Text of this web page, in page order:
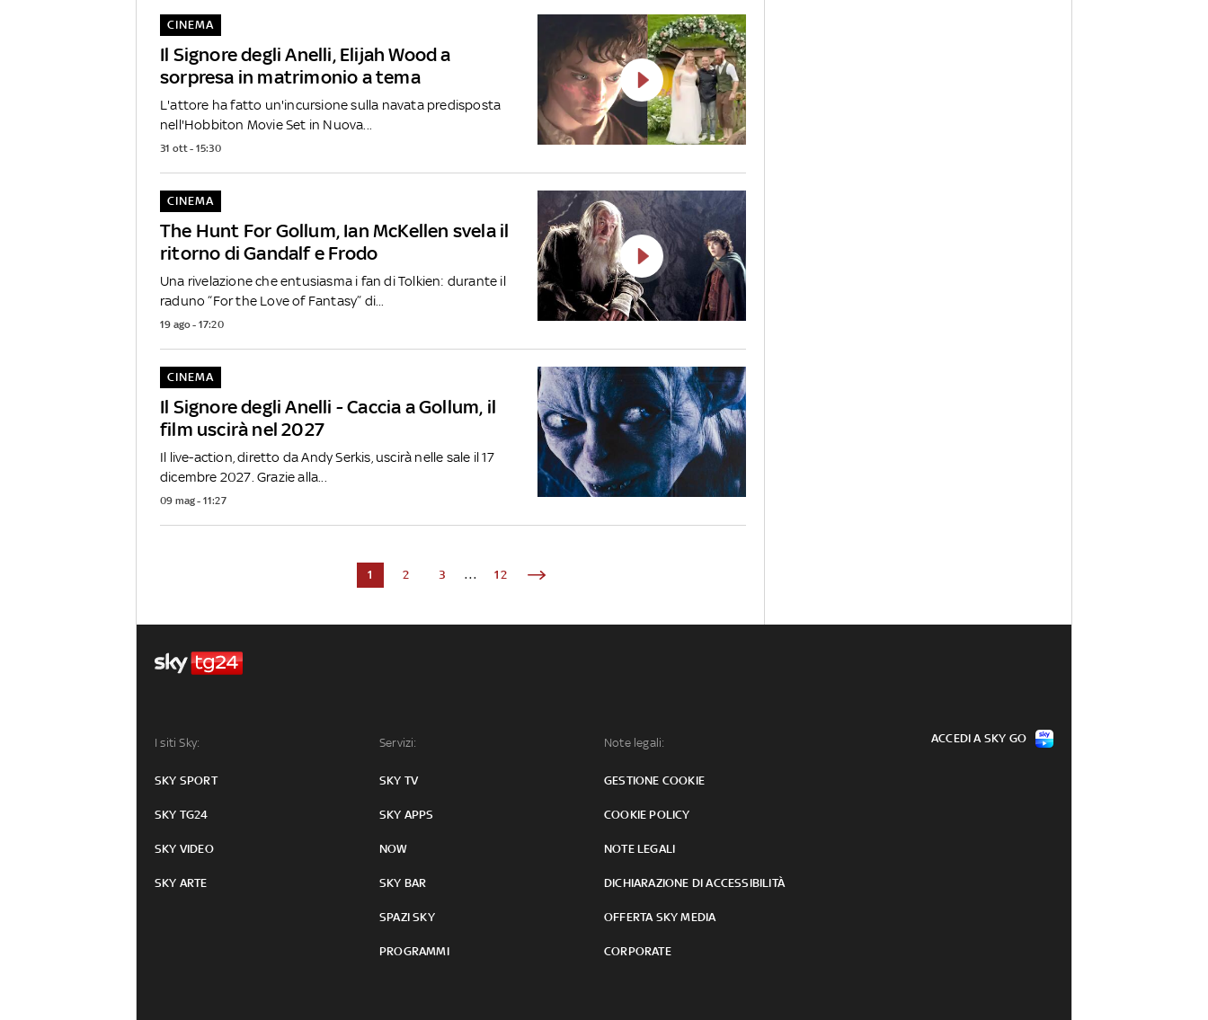
Il Signore degli Anelli, Elijah Wood a
sorpresa in matrimonio a tema
CINEMA
L'attore ha fatto un'incursione sulla navata predisposta
nell'Hobbiton Movie Set in Nuova...
31 ott - 15:30
The Hunt For Gollum, Ian McKellen svela il
ritorno di Gandalf e Frodo
CINEMA
Una rivelazione che entusiasma i fan di Tolkien: durante il
raduno “For the Love of Fantasy” di...
19 ago - 17:20
Il Signore degli Anelli - Caccia a Gollum, il
film uscirà nel 2027
CINEMA
Il live-action, diretto da Andy Serkis, uscirà nelle sale il 17
dicembre 2027. Grazie alla...
09 mag - 11:27
1 2 3 ... 12
I siti Sky:
SKY SPORT
SKY TG24
SKY VIDEO
SKY ARTE
Servizi:
SKY TV
SKY APPS
NOW
SKY BAR
SPAZI SKY
PROGRAMMI
Note legali:
GESTIONE COOKIE
COOKIE POLICY
NOTE LEGALI
DICHIARAZIONE DI ACCESSIBILITÀ
OFFERTA SKY MEDIA
CORPORATE
ACCEDI A SKY GO